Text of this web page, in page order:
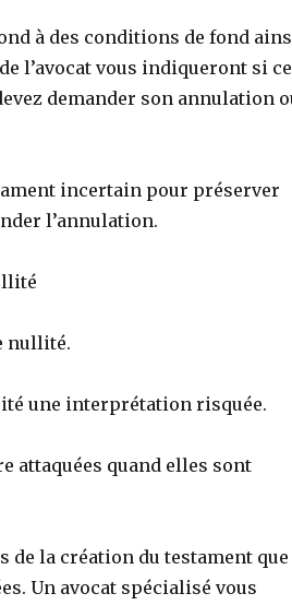
à des conditions de fond
l’avocat vous indiqueront si ce
demander son annulation
incertain pour préserver
l’annulation.
nullité.
une interprétation risquée.
attaquées quand elles sont
de la création du testament que
Un avocat spécialisé vous